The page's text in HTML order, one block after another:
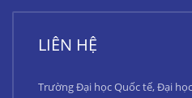
LIÊN HỆ
Trường Đại học Quốc tế, Đại